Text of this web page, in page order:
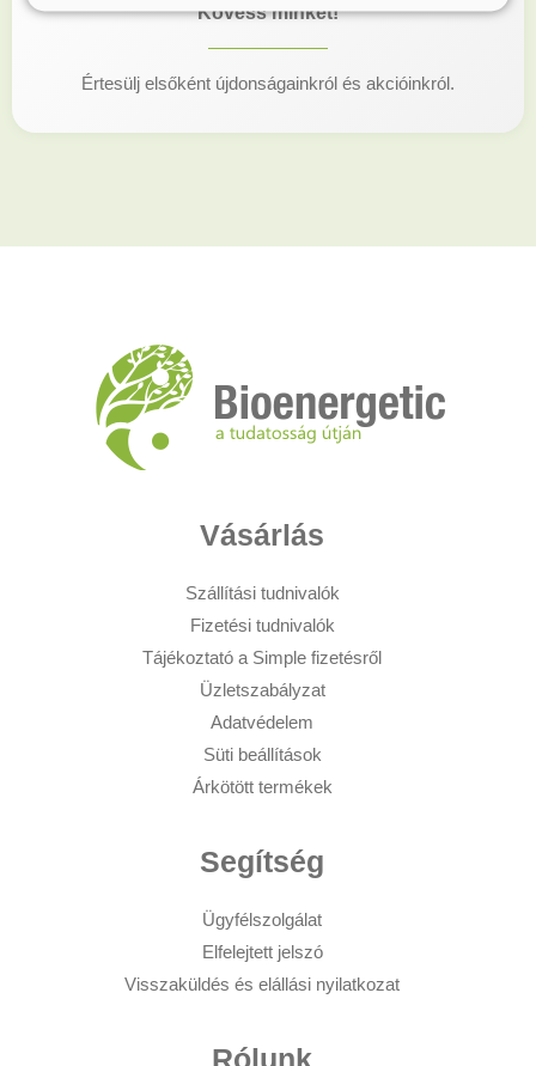
Kövess minket!
Értesülj elsőként újdonságainkról és akcióinkról.
Vásárlás
Szállítási tudnivalók
Fizetési tudnivalók
Tájékoztató a Simple fizetésről
Üzletszabályzat
Adatvédelem
Süti beállítások
Árkötött termékek
Segítség
Ügyfélszolgálat
Elfelejtett jelszó
Visszaküldés és elállási nyilatkozat
Rólunk